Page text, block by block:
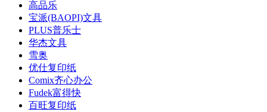
高品乐
宝派(BAOPI)文具
PLUS普乐士
华杰文具
雪奥
优仕复印纸
Comix齐心办公
Fudek富得快
百旺复印纸